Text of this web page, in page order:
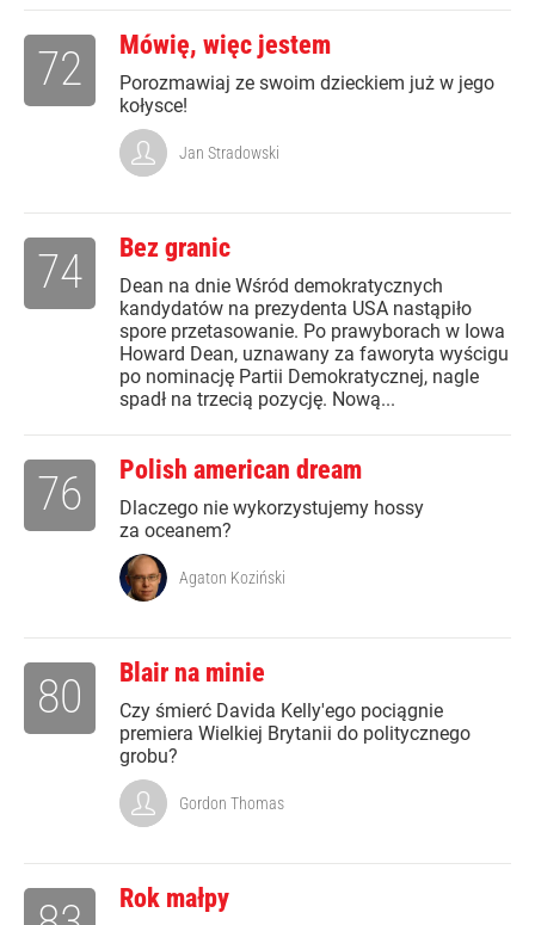
Mówię, więc jestem
Porozmawiaj ze swoim dzieckiem już w jego
kołysce!
72
Jan Stradowski
Bez granic
Dean na dnie Wśród demokratycznych
kandydatów na prezydenta USA nastąpiło
spore przetasowanie. Po prawyborach w Iowa
Howard Dean, uznawany za faworyta wyścigu
po nominację Partii Demokratycznej, nagle
spadł na trzecią pozycję. Nową...
74
Polish american dream
Dlaczego nie wykorzystujemy hossy
za oceanem?
76
Agaton Koziński
Blair na minie
Czy śmierć Davida Kelly'ego pociągnie
premiera Wielkiej Brytanii do politycznego
grobu?
80
Gordon Thomas
Rok małpy